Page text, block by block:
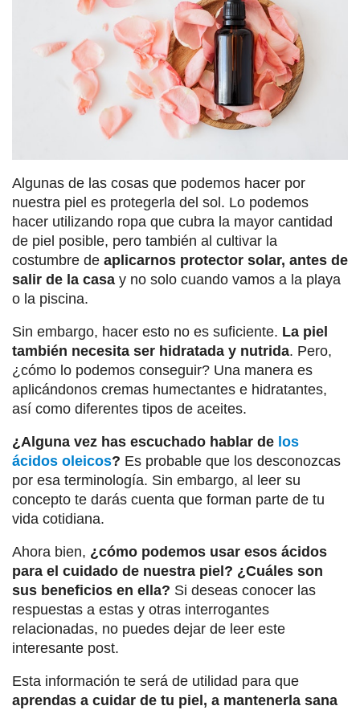
Algunas de las cosas que podemos hacer por
nuestra piel es protegerla del sol. Lo podemos
hacer utilizando ropa que cubra la mayor cantidad
de piel posible, pero también al cultivar la
costumbre de aplicarnos protector solar, antes de
salir de la casa y no solo cuando vamos a la playa
o la piscina.
Sin embargo, hacer esto no es suficiente. La piel
también necesita ser hidratada y nutrida. Pero,
¿cómo lo podemos conseguir? Una manera es
aplicándonos cremas humectantes e hidratantes,
así como diferentes tipos de aceites.
¿Alguna vez has escuchado hablar de los
ácidos oleicos? Es probable que los desconozcas
por esa terminología. Sin embargo, al leer su
concepto te darás cuenta que forman parte de tu
vida cotidiana.
Ahora bien, ¿cómo podemos usar esos ácidos
para el cuidado de nuestra piel? ¿Cuáles son
sus beneficios en ella? Si deseas conocer las
respuestas a estas y otras interrogantes
relacionadas, no puedes dejar de leer este
interesante post.
Esta información te será de utilidad para que
aprendas a cuidar de tu piel, a mantenerla sana